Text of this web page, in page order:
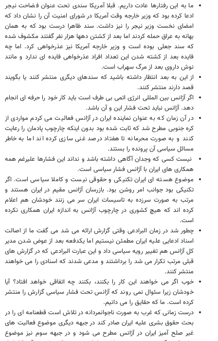
ما به این رفتارها عادت داریم. قبلا آمریکا سندی تحت عنوان فضاحت نیجر
ادعا کرده بود که وزیر خارجه وقت آمریکا در شورای امنیت آن را نشان داد که
امضای نخست وزیر نیجر را نیز داشت. سند ظاهرا درست بود که به همان
بهانه به عراق حمله کردند اما بعد از کشتن دهها هزار نفر گفتند مکشوف شده
که سند جعلی بوده است و وزیر خارجه آمریکا نیز عذرخواهی کرد. اما چه
فایده بعد از کشته شدن این تعداد افراد عذرخواهی فایده ای ندارد و مانند
نوش داروی بعد از مرگ سهراب است.
از این به بعد انتظار داشته باشید که سندهای دیگری منتشر کنند یا بگویند
قصد دارند منتشر کنند.
اگر آژانس بین المللی انرژی اتمی بی طرف است باید کار خود را حرفه ای انجام
دهد. آژانس نباید تحت فشار این و آن باشد.
در آن زمان که به عنوان نماینده ایران در آژانس فعالیت می کردم مواردی از
کره جنوبی مطرح شد که ثابت شده بود بدون اینکه چارچوب پادمان را رعایت
کنند و به صورت محرمانه تا هفتاد درصد غنی سازی کرده اند اما به خاطر
مسائل سیاسی آن پرونده را بستند.
نیست کسی که وجدان آگاهی داشته باشد و نداند این فشارها علیرغم همه
همکاری های ایران با آژانس فشار سیاسی است.
موضوع هسته ای ایران تکنیکی و حقوقی نیست و کاملا سیاسی است. اگر
تکنیکی بود جوانب امر روشن بود. بازرسان آژانس مقیم در ایران هستند و
مرتب به صورت سرزده به تاسیسات ایران سر می زنند خودشان هم اعلام
کرده اند که هیچ کشوری در چارچوب آژانس به اندازه ایران همکاری نکرده
است.
چطور شد در زمان البرادعی وقتی گزارش ارائه می شد می گفت ما از اصالت
اسناد ادعایی علیه ایران مطمئن نیستیم اما یکدفعه بعد از عوض شدن مدیر
کل آژانس هم تغییر رویه سیاسی داد و این عبارت البرادعی که در گزارش های
قبلی مرتب تکرار می شد را برداشتند و مدعی شدند که اسنادی را می خواهند
منتشر کنند.
خوب اگر می خواهند این کار را بکنند، بکنند چه اتفاقی خواهد افتاد؟ آیا
خودشان زیرا سئوال نمی روند که آژانس تحت فشار سیاسی گزارش را منتشر
کرده است. ما که حقایق را می دانیم.
درست زمانی که غرب به صورت ناجوانمردانه در تلاش است قطعنامه ای را در
بحث حقوق بشری علیه ایران صادر کند در جبهه دیگری موضوع فعالیت های
غیر صلح آمیز ایران در آژانس مطرح می شود و در جبهه سوم نیز موضوع